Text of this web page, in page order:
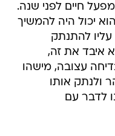
חיים לפני שנה.
יכול היה להמשיך
להתנתק
איבד את זה,
עצובה, מישהו
ולנתק אותו
לדבר עם